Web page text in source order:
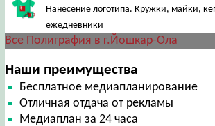
Нанесение логотипа. Кружки, майки,
ежедневники
Все Полиграфия в г.Йошкар-Ола
Наши преимущества
Бесплатное медиапланирование
Отличная отдача от рекламы
Медиаплан за 24 часа